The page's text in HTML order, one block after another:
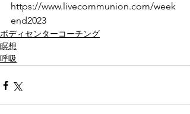
https://www.livecommunion.com/week
end2023
ボディセンターコーチング
瞑想
呼吸